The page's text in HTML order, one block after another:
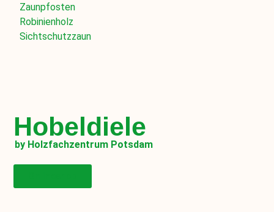
Zaunpfosten
Robinienholz
Sichtschutzzaun
Hobeldiele
by Holzfachzentrum Potsdam